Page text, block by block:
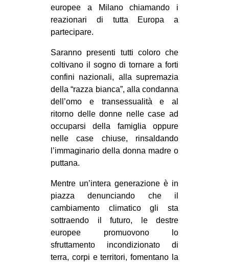
REPRESSIONE
ARTE
CINEMA
MANIFESTI
MUSICA
RECENSIONI
INTERNAZIONALE
AMERICHE
ESTREMO ORIENTE
EUROPA
MEDIO ORIENTE
MONDO
europee a Milano chiamando i
reazionari di tutta Europa a
partecipare.
Saranno presenti tutti coloro che
coltivano il sogno di tornare a forti
confini nazionali, alla supremazia
della “razza bianca”, alla condanna
dell’omo e transessualità e al
ritorno delle donne nelle case ad
occuparsi della famiglia oppure
nelle case chiuse, rinsaldando
l’immaginario della donna madre o
puttana.
Mentre un’intera generazione è in
piazza denunciando che il
cambiamento climatico gli sta
sottraendo il futuro, le destre
europee promuovono lo
sfruttamento incondizionato di
terra, corpi e territori, fomentano la